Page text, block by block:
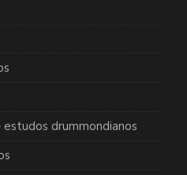
drummondianos